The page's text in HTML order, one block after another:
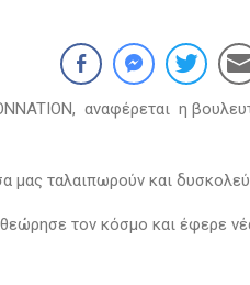
αναφέρεται η
μας ταλαιπωρούν και
τον κόσμο και έφερε